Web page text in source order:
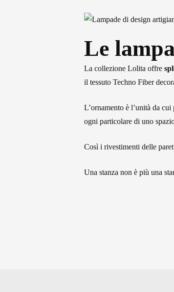
Le
La collezione Lolita offre
il tessuto Techno Fiber
L’ornamento è l’unità da
ogni particolare di uno
Così i rivestimenti delle
Una stanza non è più una